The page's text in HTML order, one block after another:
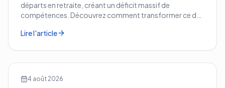
départs en retraite, créant un déficit massif de
compétences. Découvrez comment transformer ce défi
entreprise.
Lire l'article
4 août 2026